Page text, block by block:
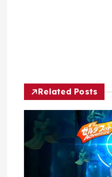
ンRelated Posts